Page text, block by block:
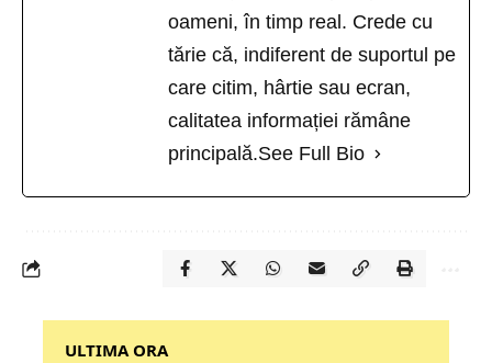
oameni, în timp real. Crede cu
tărie că, indiferent de suportul pe
care citim, hârtie sau ecran,
calitatea informației rămâne
principală.See Full Bio
‎‎‎‎‎‎‎ULTIMA ORA